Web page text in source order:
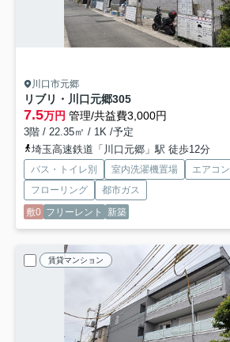
川口市元郷
リブリ・川口元郷305
7.5万円 管理/共益費3,000円
3階 / 22.35㎡ / 1K /予定
埼玉高速鉄道「川口元郷」駅 徒歩12分
バス・トイレ別 室内洗濯機置場 エアコン
フローリング
都市ガス
敷0 フリーレント 新築
賃貸マンション